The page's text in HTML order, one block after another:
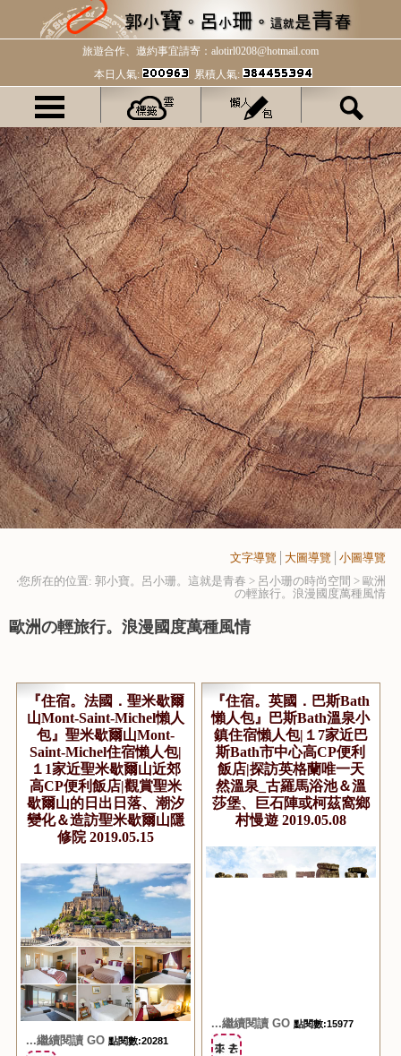
旅遊合作、邀約事宜請寄：alotirl0208@hotmail.com
本日人氣:
累積人氣:
文字導覽│ 大圖導覽│ 小圖導覽
‧您所在的位置: 郭小寶。呂小珊。這就是青春 > 呂小珊の時尚空間 > 歐洲
の輕旅行。浪漫國度萬種風情
歐洲の輕旅行。浪漫國度萬種風情
『住宿。法國．聖米歇爾
山Mont-Saint-Michel懶人
包』聖米歇爾山Mont-
Saint-Michel住宿懶人包|
１1家近聖米歇爾山近郊
高CP便利飯店|觀賞聖米
歇爾山的日出日落、潮汐
變化＆造訪聖米歇爾山隱
修院 2019.05.15
...繼續閱讀 GO 點閱數:20281
『住宿。英國．巴斯Bath
懶人包』巴斯Bath溫泉小
鎮住宿懶人包|１7家近巴
斯Bath市中心高CP便利
飯店|探訪英格蘭唯一天
然溫泉_古羅馬浴池＆溫
莎堡、巨石陣或柯茲窩鄉
村慢遊 2019.05.08
...繼續閱讀 GO 點閱數:15977